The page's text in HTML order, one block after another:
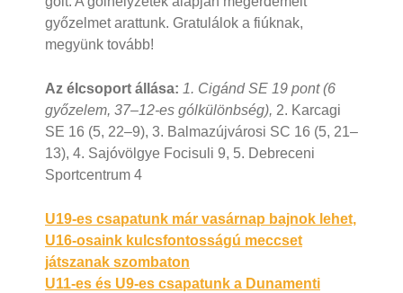
győzelmet arattunk. Gratulálok a fiúknak,
megyünk tovább!
Az élcsoport állása: 1. Cigánd SE 19 pont (6
győzelem, 37–12-es gólkülönbség), 2. Karcagi
SE 16 (5, 22–9), 3. Balmazújvárosi SC 16 (5, 21–
13), 4. Sajóvölgye Focisuli 9, 5. Debreceni
Sportcentrum 4
Bejegyzés
navigáció
U19-es csapatunk már vasárnap bajnok lehet,
U16-osaink kulcsfontosságú meccset
játszanak szombaton
U11-es és U9-es csapatunk a Dunamenti